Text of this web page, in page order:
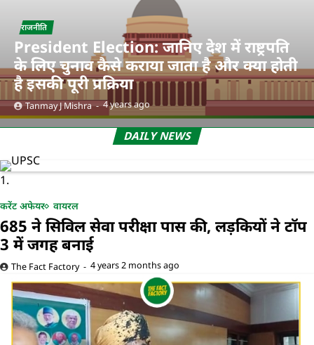
राजनीति
President Election: जानिए देश में राष्ट्रपति
के लिए चुनाव कैसे कराया जाता है और क्या होती
है इसकी पूरी प्रक्रिया
Tanmay J Mishra 4 years ago
DAILY NEWS
1.
करेंट अफेयर वायरल
685 ने सिविल सेवा परीक्षा पास की, लड़कियों ने टॉप
3 में जगह बनाई
The Fact Factory 4 years 2 months ago